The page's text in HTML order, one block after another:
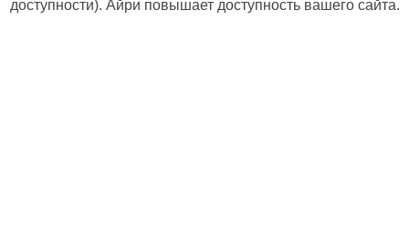
доступности). Айри повышает доступность вашего сайта.